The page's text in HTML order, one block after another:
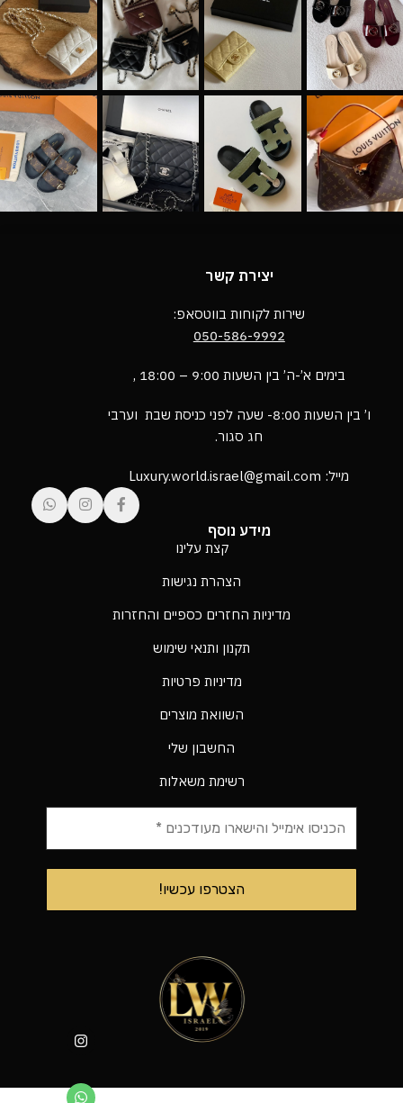
יצירת קשר
שירות לקוחות בווטסאפ:
050-586-9992
בימים א’-ה’ בין השעות 9:00 – 18:00 ,
ו’ בין השעות 8:00- שעה לפני כניסת שבת וערבי
חג סגור.
מייל: Luxury.world.israel@gmail.com
מידע נוסף
קצת עלינו
הצהרת נגישות
מדיניות החזרים כספיים והחזרות
תקנון ותנאי שימוש
מדיניות פרטיות
השוואת מוצרים
החשבון שלי
רשימת משאלות